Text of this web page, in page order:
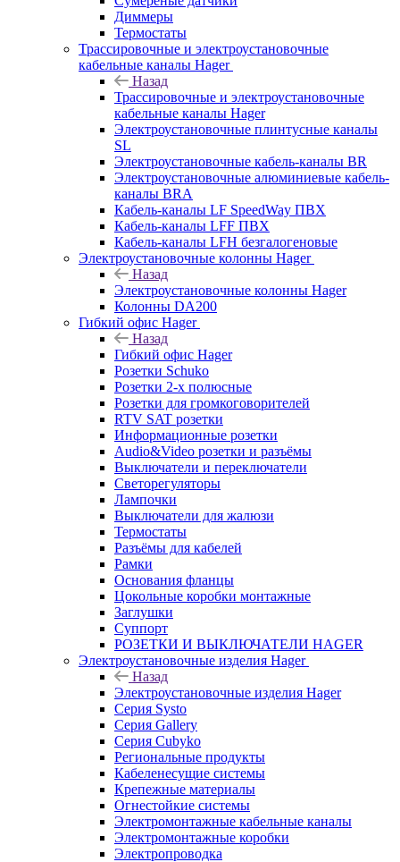
Диммеры
Термостаты
Трассировочные и электроустановочные
кабельные каналы Hager
Назад
Трассировочные и электроустановочные
кабельные каналы Hager
Электроустановочные плинтусные каналы
SL
Электроустановочные кабель-каналы BR
Электроустановочные алюминиевые кабель-
каналы BRA
Кабель-каналы LF SpeedWay ПВХ
Кабель-каналы LFF ПВХ
Кабель-каналы LFH безгалогеновые
Электроустановочные колонны Hager
Назад
Электроустановочные колонны Hager
Колонны DA200
Гибкий офис Hager
Назад
Гибкий офис Hager
Розетки Schuko
Розетки 2-х полюсные
Розетки для громкоговорителей
RTV SAT розетки
Информационные розетки
Audio&Video розетки и разъёмы
Выключатели и переключатели
Светорегуляторы
Лампочки
Выключатели для жалюзи
Термостаты
Разъёмы для кабелей
Рамки
Основания фланцы
Цокольные коробки монтажные
Заглушки
Суппорт
РОЗЕТКИ И ВЫКЛЮЧАТЕЛИ HAGER
Электроустановочные изделия Hager
Назад
Электроустановочные изделия Hager
Серия Systo
Серия Gallery
Серия Cubyko
Региональные продукты
Кабеленесущие системы
Крепежные материалы
Огнестойкие системы
Электромонтажные кабельные каналы
Электромонтажные коробки
Электропроводка